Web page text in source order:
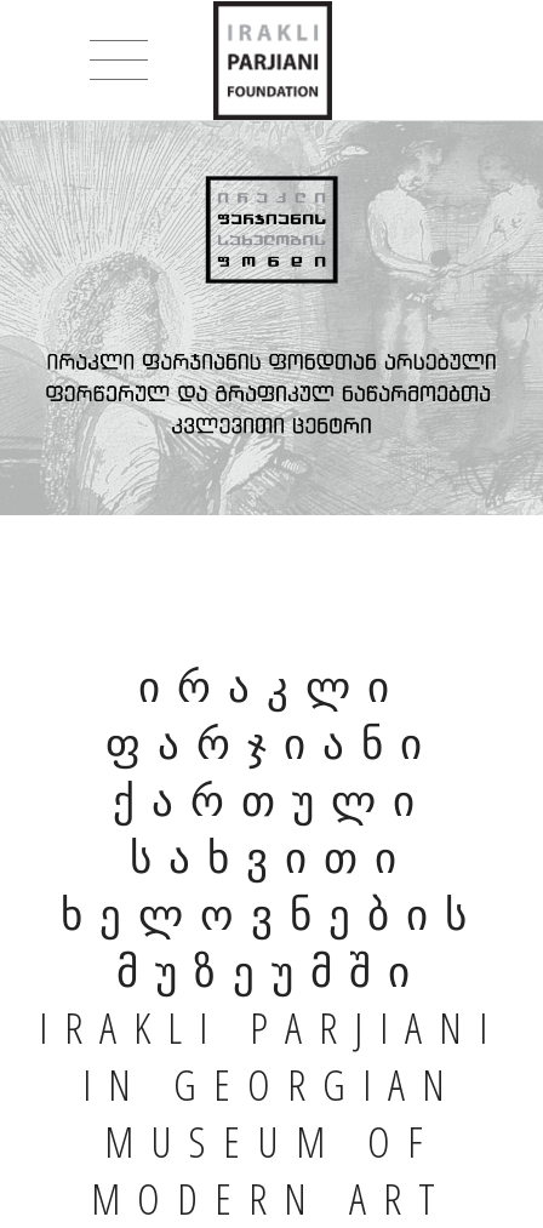
ირაკლი
ფარჯიანი
ქართული
სახვითი
ხელოვნების
მუზეუმში
IRAKLI PARJIANI
IN GEORGIAN
MUSEUM OF
MODERN ART